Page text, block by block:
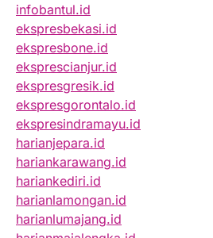
infobantul.id
ekspresbekasi.id
ekspresbone.id
eksprescianjur.id
ekspresgresik.id
ekspresgorontalo.id
ekspresindramayu.id
harianjepara.id
hariankarawang.id
hariankediri.id
harianlamongan.id
harianlumajang.id